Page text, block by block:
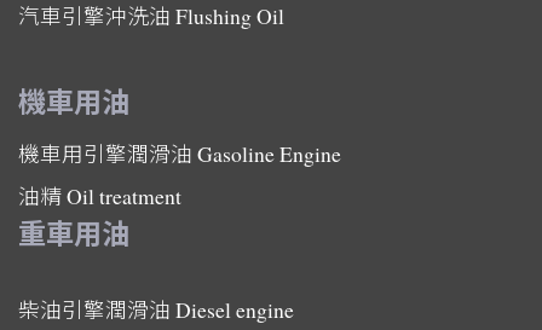
汽車引擎沖洗油 Flushing Oil
機車用油
機車用引擎潤滑油 Gasoline Engine
油精Oil treatment
重車用油
柴油引擎潤滑油 Diesel engine